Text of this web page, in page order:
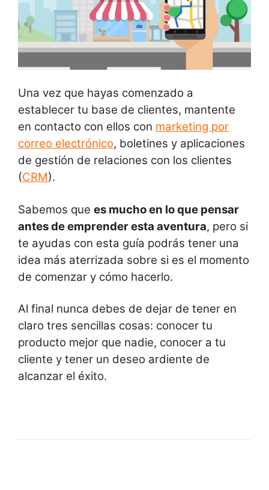
Una vez que hayas comenzado a
establecer tu base de clientes, mantente
en contacto con ellos con marketing por
correo electrónico, boletines y aplicaciones
de gestión de relaciones con los clientes
(CRM).
Sabemos que es mucho en lo que pensar
antes de emprender esta aventura, pero si
te ayudas con esta guía podrás tener una
idea más aterrizada sobre si es el momento
de comenzar y cómo hacerlo.
Al final nunca debes de dejar de tener en
claro tres sencillas cosas: conocer tu
producto mejor que nadie, conocer a tu
cliente y tener un deseo ardiente de
alcanzar el éxito.